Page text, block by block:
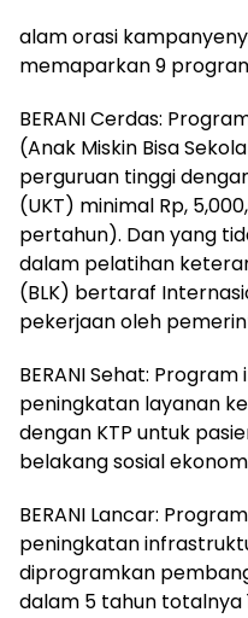
alam orasi
memaparkan 9
BERANI Cerdas:
(Anak Miskin Bisa
perguruan tinggi
(UKT) minimal Rp,
pertahun). Dan yang
dalam pelatihan
(BLK) bertaraf
pekerjaan oleh
BERANI Sehat:
peningkatan layanan
dengan KTP untuk
belakang sosial
BERANI Lancar:
peningkatan
diprogramkan
dalam 5 tahun totalnya